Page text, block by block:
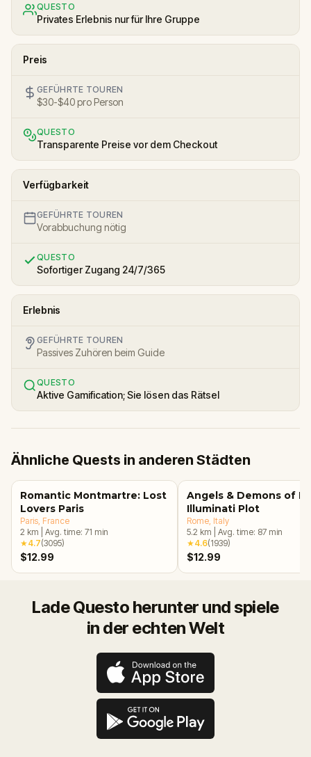
QUESTO
Privates Erlebnis nur für Ihre Gruppe
Preis
GEFÜHRTE TOUREN
$30-$40 pro Person
QUESTO
Transparente Preise vor dem Checkout
Verfügbarkeit
GEFÜHRTE TOUREN
Vorabbuchung nötig
QUESTO
Sofortiger Zugang 24/7/365
Erlebnis
GEFÜHRTE TOUREN
Passives Zuhören beim Guide
QUESTO
Aktive Gamification; Sie lösen das Rätsel
Ähnliche Quests in anderen Städten
Romantic Montmartre: Lost
Lovers Paris
Paris , France
2 km Avg. time: 71 min
★4.7(3095)
$12.99
Angels & Demons of
Illuminati Plot
Rome , Italy
5.2 km Avg. time: 87 min
★4.6(1939)
$12.99
Lade Questo herunter und spiele
in der echten Welt